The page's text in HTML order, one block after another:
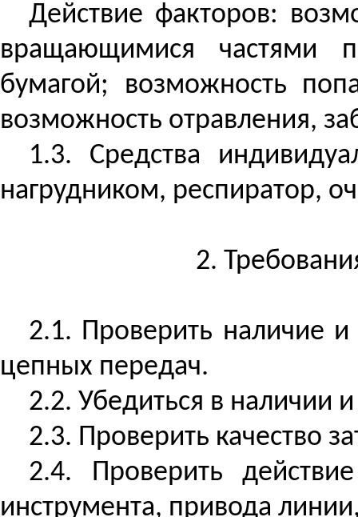
Действие факторов:
вращающимися частями
бумагой; возможность
возможность отравления,
1.3. Средства
нагрудником, респиратор,
2.
2.1. Проверить наличие
цепных передач.
2.2. Убедиться в наличии
2.3. Проверить качество
2.4. Проверить
инструмента, привода